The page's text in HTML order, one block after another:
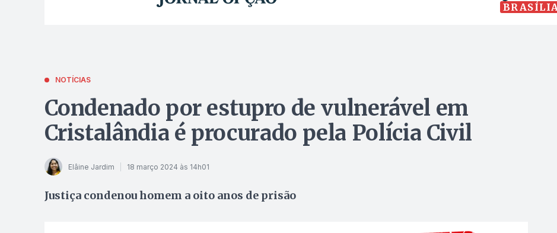
NOTÍCIAS
Condenado por estupro de vulnerável em
Cristalândia é procurado pela Polícia Civil
Elâine Jardim 18 março 2024 às 14h01
Justiça condenou homem a oito anos de prisão